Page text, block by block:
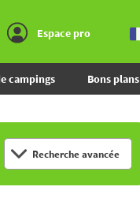
Espace pro
campings Bons plans
Recherche avancée